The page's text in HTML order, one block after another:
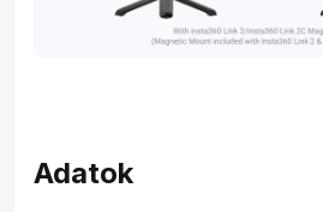
Adatok